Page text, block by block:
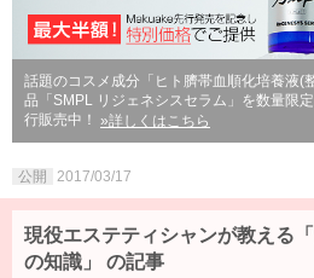
話題のコスメ成分「ヒト臍帯血順化培養液(
品「SMPL リジェネシスセラム」を数量限
行販売中！ »詳しくはこちら
公開 2017/03/17
現役エステティシャンが教える
の知識」 の記事